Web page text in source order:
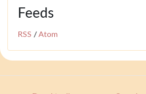
Feeds
RSS /Atom